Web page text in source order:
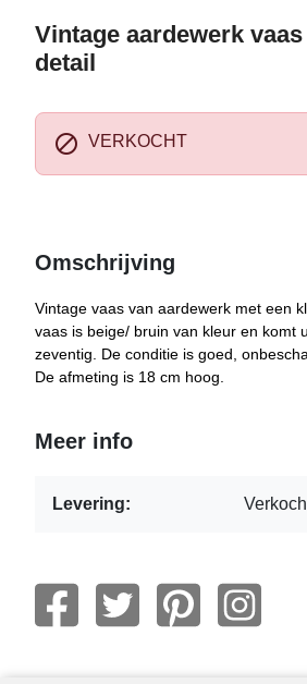
Vintage aardewerk
detail
 VERKOCHT
Omschrijving
Vintage vaas van aardewerk met een
vaas is beige/ bruin van kleur en komt
zeventig. De conditie is goed,
De afmeting is 18 cm hoog.
Meer info
Levering: